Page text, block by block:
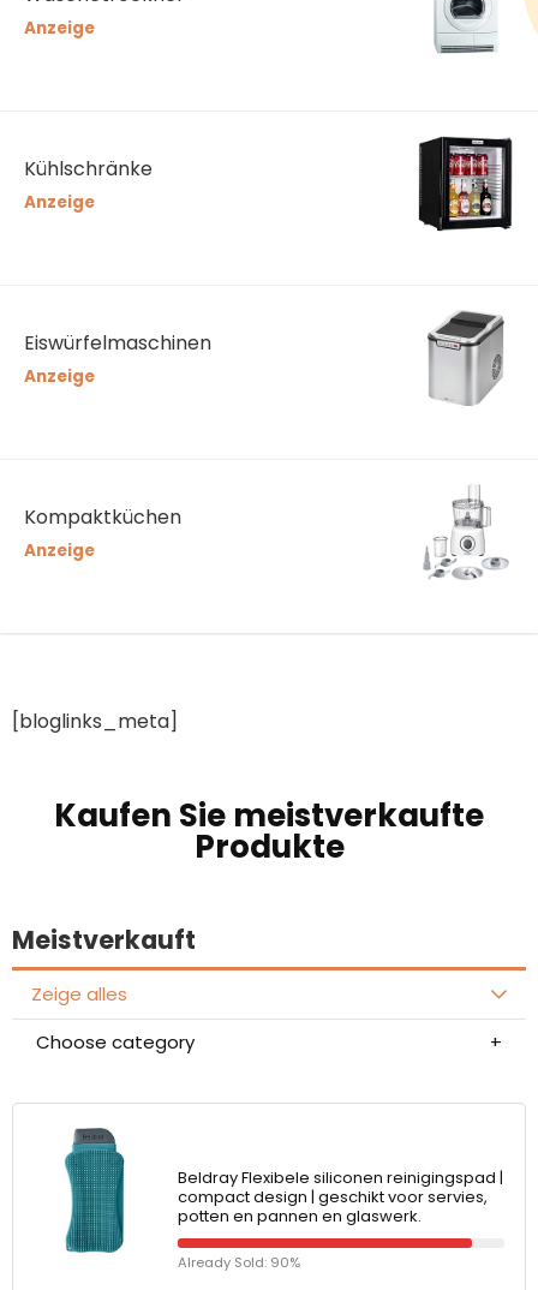
Anzeige
Kühlschränke
Anzeige
Eiswürfelmaschinen
Anzeige
Kompaktküchen
Anzeige
[bloglinks_meta]
Kaufen Sie meistverkaufte
Produkte
Meistverkauft
Zeige alles
Choose category
Beldray Flexibele siliconen reinigingspad |
compact design | geschikt voor servies,
potten en pannen en glaswerk.
Already Sold: 90%